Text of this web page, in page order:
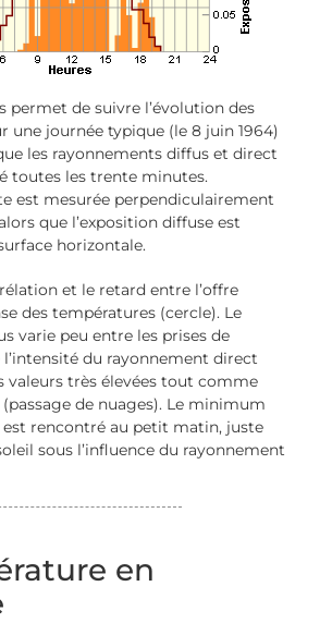
permet de suivre l’évolution des
une journée typique (le 8 juin 1964)
les rayonnements diffus et direct
toutes les trente minutes.
est mesurée perpendiculairement
que l’exposition diffuse est
horizontale.
et le retard entre l’offre
des températures (cercle). Le
varie peu entre les prises de
l’intensité du rayonnement direct
valeurs très élevées tout comme
de nuages). Le minimum
rencontré au petit matin, juste
sous l’influence du rayonnement
en